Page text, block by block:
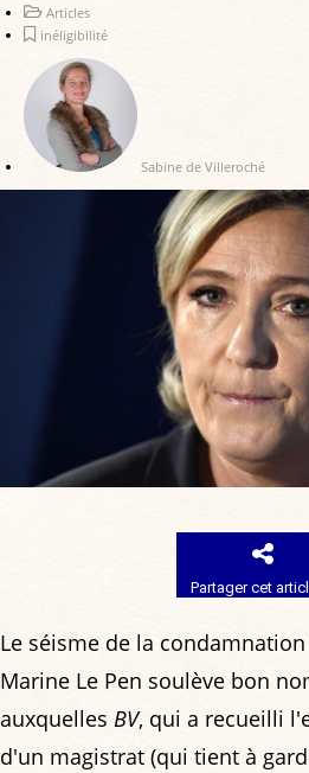
Articles
inéligibilité
Sabine de Villeroché
Partager cet
Le séisme de la
Marine Le Pen soulève bon
auxquelles BV, qui a recueilli
d'un magistrat (qui tient à